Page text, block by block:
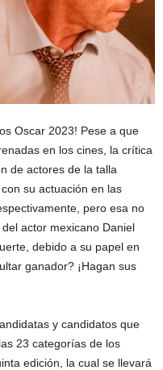
Oscar 2023! Pese a que
en los cines, la crítica
de actores de la talla
su actuación en las
pero esa no
actor mexicano Daniel
debido a su papel en
ganador? ¡Hagan sus
y candidatos que
23 categorías de los
edición, la cual se llevará